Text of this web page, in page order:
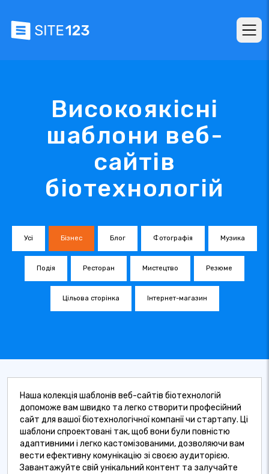
Високоякісні
шаблони веб-
сайтів
біотехнологій
Усі Бізнес Блог Фотографія Музика
Подія Ресторан Мистецтво Резюме
Цільова сторінка Інтернет-магазин
Наша колекція шаблонів веб-сайтів біотехнологій
допоможе вам швидко та легко створити професійний
сайт для вашої біотехнологічної компанії чи стартапу. Ці
шаблони спроектовані так, щоб вони були повністю
адаптивними і легко кастомізованими, дозволяючи вам
вести ефективну комунікацію зі своєю аудиторією.
Завантажуйте свій унікальний контент та залучайте